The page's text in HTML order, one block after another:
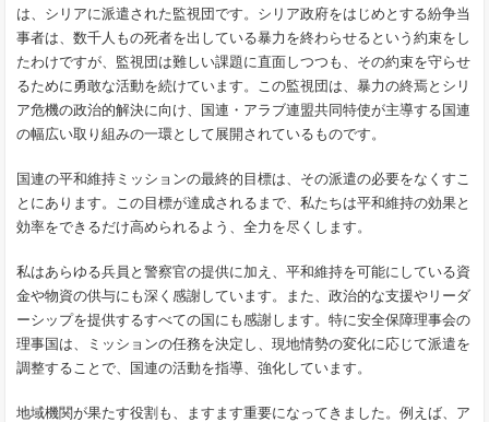
は、シリアに派遣された監視団です。シリア政府をはじめとする紛争当
事者は、数千人もの死者を出している暴力を終わらせるという約束をし
たわけですが、監視団は難しい課題に直面しつつも、その約束を守らせ
るために勇敢な活動を続けています。この監視団は、暴力の終焉とシリ
ア危機の政治的解決に向け、国連・アラブ連盟共同特使が主導する国連
の幅広い取り組みの一環として展開されているものです。
国連の平和維持ミッションの最終的目標は、その派遣の必要をなくすこ
とにあります。この目標が達成されるまで、私たちは平和維持の効果と
効率をできるだけ高められるよう、全力を尽くします。
私はあらゆる兵員と警察官の提供に加え、平和維持を可能にしている資
金や物資の供与にも深く感謝しています。また、政治的な支援やリーダ
ーシップを提供するすべての国にも感謝します。特に安全保障理事会の
理事国は、ミッションの任務を決定し、現地情勢の変化に応じて派遣を
調整することで、国連の活動を指導、強化しています。
地域機関が果たす役割も、ますます重要になってきました。例えば、ア